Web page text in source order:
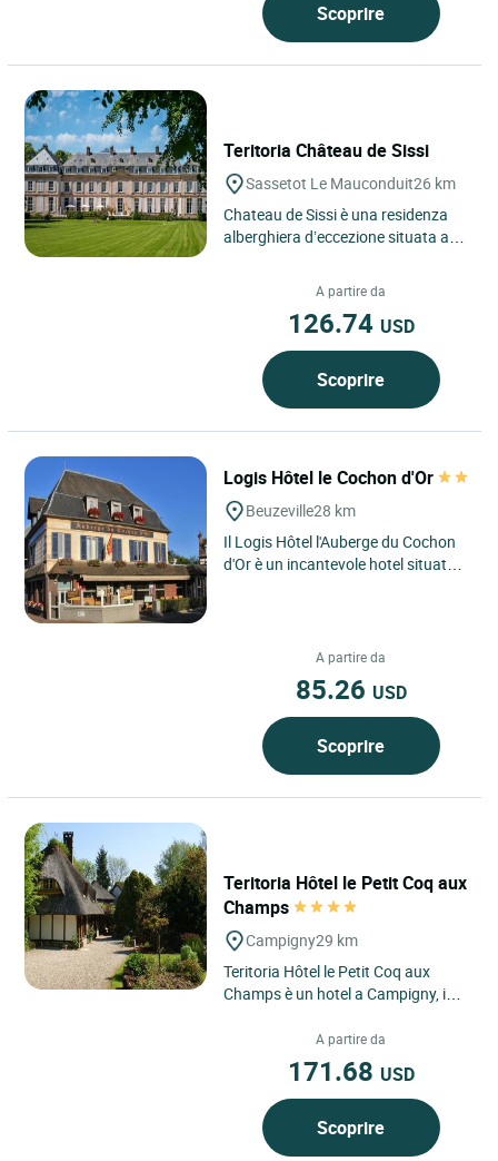
Scoprire
Teritoria Château de Sissi
Sassetot Le Mauconduit26 km
Chateau de Sissi è una residenza
alberghiera d’eccezione situata a
Normandia, a circa quindici...
A partire da
126.74 USD
Scoprire
Logis Hôtel le Cochon d'Or
Beuzeville28 km
Il Logis Hôtel l'Auberge du Cochon
d'Or è un incantevole hotel situato a
A partire da
85.26 USD
Scoprire
Teritoria Hôtel le Petit Coq aux
Champs
Campigny29 km
Teritoria Hôtel le Petit Coq aux
Champs è un hotel a Campigny, in
dipartimento dell’Eure, vicino...
A partire da
171.68 USD
Scoprire